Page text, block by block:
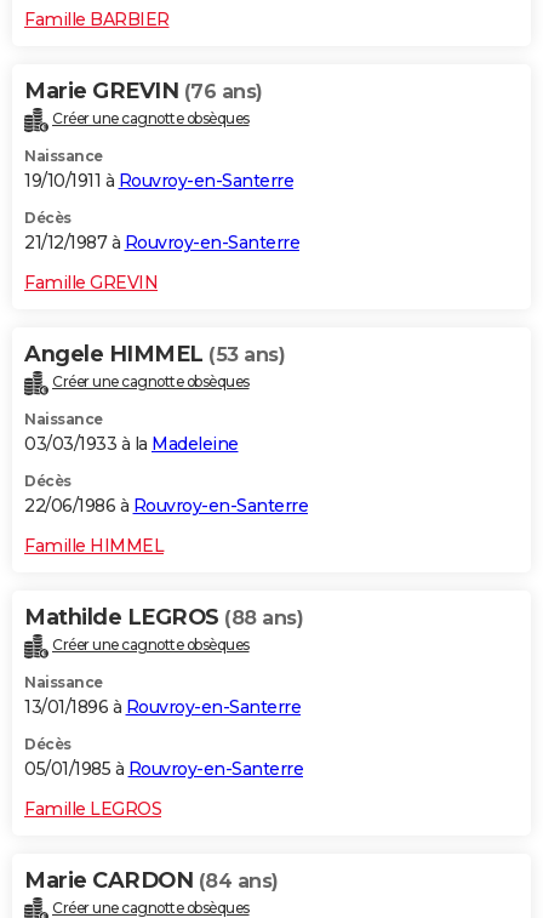
Famille BARBIER
Marie GREVIN (76 ans)
Créer une cagnotte obsèques
Naissance
19/10/1911 à Rouvroy-en-Santerre
Décès
21/12/1987 à Rouvroy-en-Santerre
Famille GREVIN
Angele HIMMEL (53 ans)
Créer une cagnotte obsèques
Naissance
03/03/1933 à la Madeleine
Décès
22/06/1986 à Rouvroy-en-Santerre
Famille HIMMEL
Mathilde LEGROS (88 ans)
Créer une cagnotte obsèques
Naissance
13/01/1896 à Rouvroy-en-Santerre
Décès
05/01/1985 à Rouvroy-en-Santerre
Famille LEGROS
Marie CARDON (84 ans)
Créer une cagnotte obsèques